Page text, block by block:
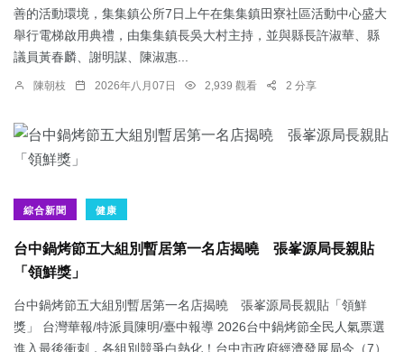
善的活動環境，集集鎮公所7日上午在集集鎮田寮社區活動中心盛大
舉行電梯啟用典禮，由集集鎮長吳大村主持，並與縣長許淑華、縣
議員黃春麟、謝明謀、陳淑惠...
陳朝枝 2026年八月07日 2,939 觀看 2 分享
綜合新聞 健康
台中鍋烤節五大組別暫居第一名店揭曉 張峯源局長親貼
「領鮮獎」
台中鍋烤節五大組別暫居第一名店揭曉 張峯源局長親貼「領鮮
獎」 台灣華報/特派員陳明/臺中報導 2026台中鍋烤節全民人氣票選
進入最後衝刺，各組別競爭白熱化！台中市政府經濟發展局今（7）